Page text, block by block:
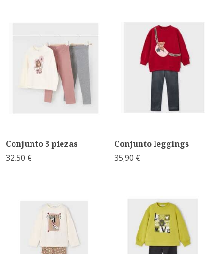
Conjunto 3 piezas
32,50 €
Conjunto leggings
35,90 €